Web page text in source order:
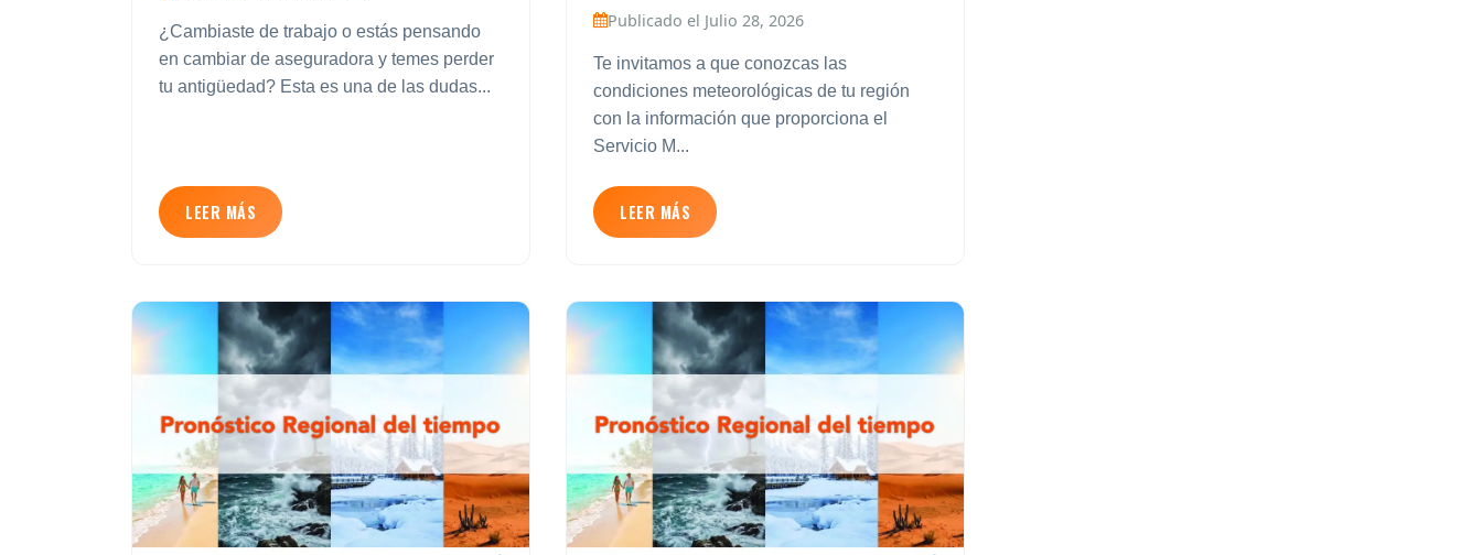
¿Cambiaste de trabajo o estás pensando
en cambiar de aseguradora y temes perder
tu antigüedad? Esta es una de las dudas...
LEER MÁS
Publicado el Julio 28, 2026
Te invitamos a que conozcas las
condiciones meteorológicas de tu región
con la información que proporciona el
Servicio M...
LEER MÁS